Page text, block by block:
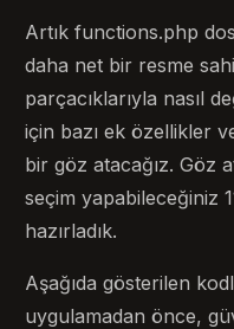
Artık functions.php
daha net bir resme
parçacıklarıyla nasıl
için bazı ek özellikler
bir göz atacağız. Göz
seçim yapabileceğiniz
hazırladık.
Aşağıda gösterilen
uygulamadan önce,